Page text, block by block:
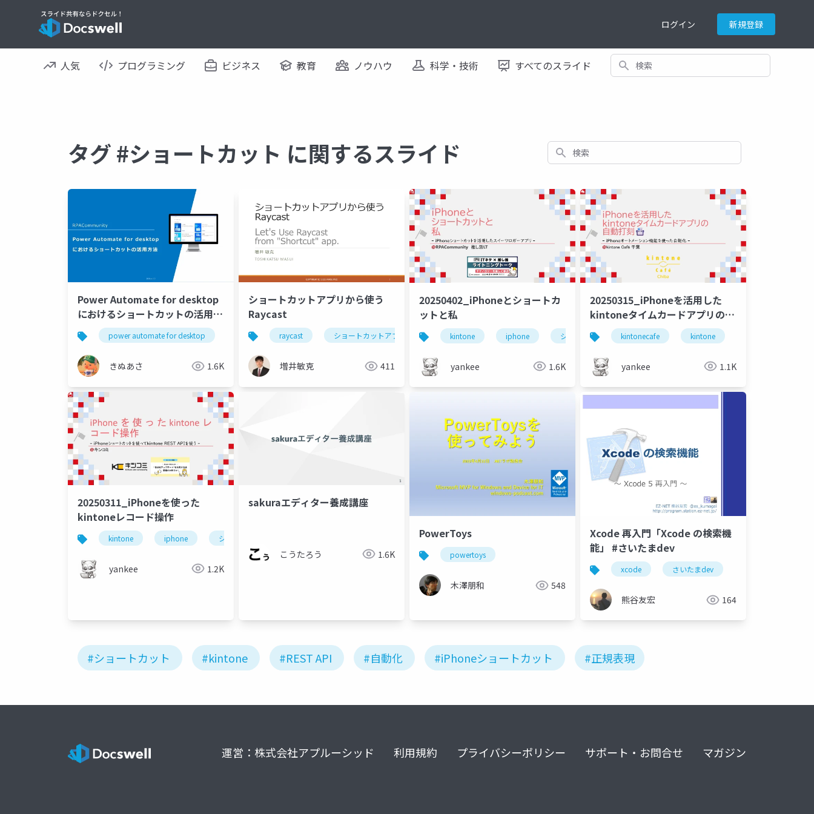
ログイン 新規登録
人気 プログラミング ビジネス 教育 ノウハウ 科学・技術 すべてのスライド 検索
タグ #ショートカット に関するスライド 検索
Power Automate for desktop
におけるショートカットの活用方
法
power automate for desktop pad pa4d
きぬあさ 1.6K
ショートカットアプリから使う
Raycast
raycast ショートカットアプリ
増井敏克 411
20250402_iPhoneとショートカ
ットと私
kintone iphone ショートカット rpalt 推し活
yankee 1.6K
20250315_iPhoneを活用した
kintoneタイムカードアプリの自
動打刻kintonecafe kintone
yankee 1.1K
20250311_iPhoneを使った
kintoneレコード操作
kintone iphone ショートカット
yankee 1.2K
sakuraエディター養成講座
こうたろう 1.6K
PowerToys
powertoys
木澤朋和 548
Xcode 再入門「Xcode の検索機
能」 #さいたまdev
xcode さいたまdev
熊谷友宏 164
#ショートカット #kintone #REST API #自動化 #iPhoneショートカット #正規表現
運営：株式会社アプルーシッド 利用規約 プライバシーポリシー サポート・お問合せ マガジン